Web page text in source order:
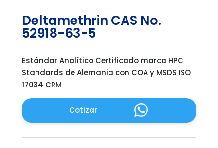
Deltamethrin CAS No.
52918-63-5
Estándar Analítico Certificado marca HPC
Standards de Alemania con COA y MSDS ISO
17034 CRM
Cotizar